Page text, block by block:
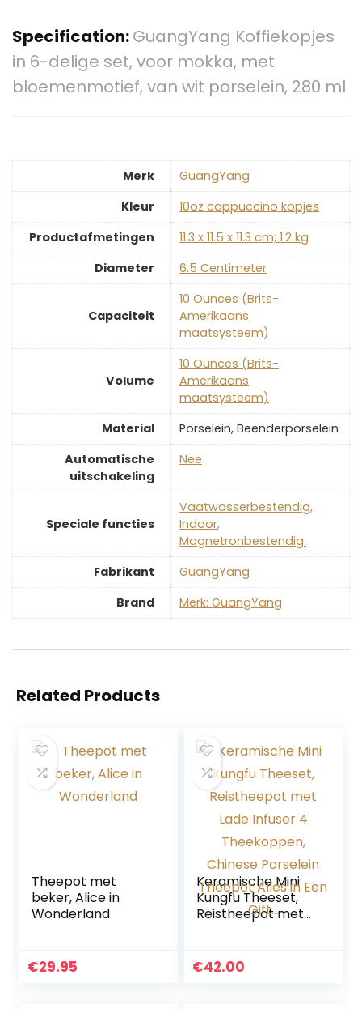
Specification:GuangYang Koffiekopjes
in 6-delige set, voor mokka, met
bloemenmotief, van wit porselein, 280 ml
Merk
‎GuangYang
Kleur
‎10oz cappuccino kopjes
Productafmetingen
‎11.3 x 11.5 x 11.3 cm; 1.2 kg
Diameter
‎6.5 Centimeter
Capaciteit
‎10 Ounces (Brits-
Amerikaans
maatsysteem)
Volume
‎10 Ounces (Brits-
Amerikaans
maatsysteem)
Material
‎Porselein, Beenderporselein
Automatische
uitschakeling
‎Nee
Speciale functies
‎Vaatwasserbestendig,
Indoor,
Magnetronbestendig.
Fabrikant
‎GuangYang
Brand
Merk: GuangYang
Related Products
Theepot met
beker, Alice in
Wonderland
€29.95
Keramische Mini
Kungfu Theeset,
Reistheepot met
Chinese Porselein
€42.00